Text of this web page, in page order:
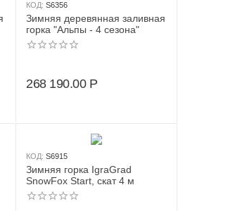
КОД: S6356
Зимняя деревянная заливная
горка "Альпы - 4 сезона"
268 190.00 Р
КОД: S6915
Зимняя горка IgraGrad
SnowFox Start, скат 4 м